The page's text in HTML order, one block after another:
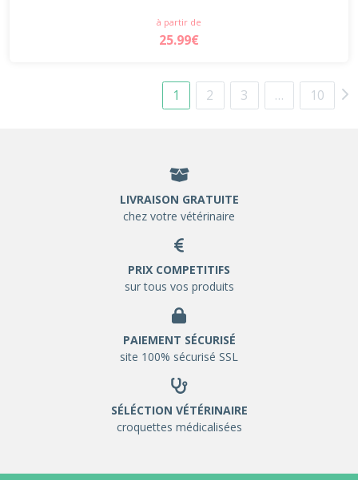
à partir de
25.99€
1 2 3 … 10
LIVRAISON GRATUITE
chez votre vétérinaire
PRIX COMPETITIFS
sur tous vos produits
PAIEMENT SÉCURISÉ
site 100% sécurisé SSL
SÉLÉCTION VÉTÉRINAIRE
croquettes médicalisées